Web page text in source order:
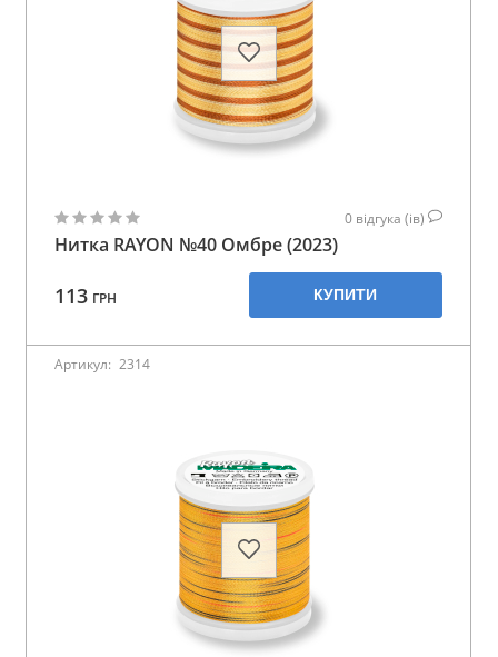
0 відгука (ів)
Нитка RAYON №40 Омбре (2023)
113 ГРН КУПИТИ
Артикул: 2314